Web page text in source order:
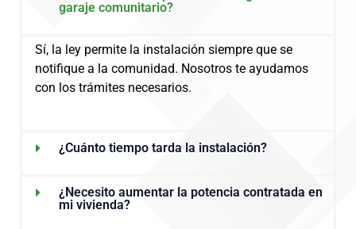
garaje comunitario?
Sí, la ley permite la instalación siempre que se
notifique a la comunidad. Nosotros te ayudamos
con los trámites necesarios.
¿Cuánto tiempo tarda la instalación?
¿Necesito aumentar la potencia contratada en
mi vivienda?